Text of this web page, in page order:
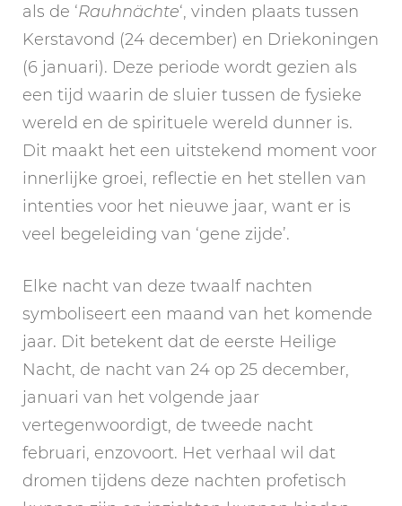
als de ‘Rauhnächte‘, vinden plaats tussen
Kerstavond (24 december) en Driekoningen
(6 januari). Deze periode wordt gezien als
een tijd waarin de sluier tussen de fysieke
wereld en de spirituele wereld dunner is.
Dit maakt het een uitstekend moment voor
innerlijke groei, reflectie en het stellen van
intenties voor het nieuwe jaar, want er is
veel begeleiding van ‘gene zijde’.
Elke nacht van deze twaalf nachten
symboliseert een maand van het komende
jaar. Dit betekent dat de eerste Heilige
Nacht, de nacht van 24 op 25 december,
januari van het volgende jaar
vertegenwoordigt, de tweede nacht
februari, enzovoort. Het verhaal wil dat
dromen tijdens deze nachten profetisch